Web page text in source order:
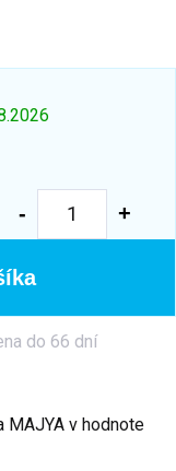
MAJYA v hodnote
do 66 dní